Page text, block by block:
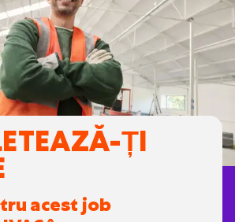
se acordă cu adevărat atenție
la locul de muncă.
ȚI
acest job